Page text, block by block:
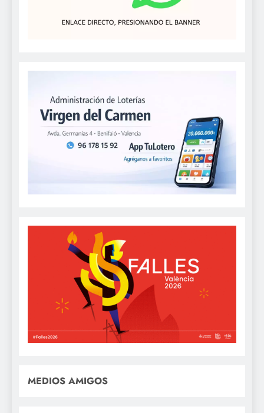
MEDIOS AMIGOS